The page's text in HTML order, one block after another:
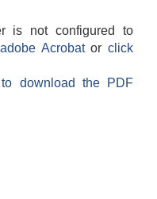
is not configured to
Acrobatorclick
download the PDF